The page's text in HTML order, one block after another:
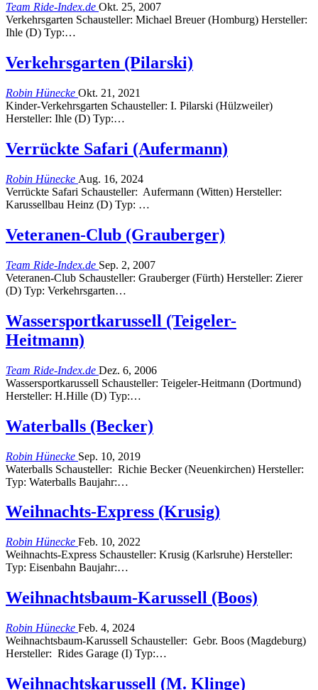
Team Ride-Index.de Okt. 25, 2007
Verkehrsgarten Schausteller: Michael Breuer (Homburg) Hersteller:
Ihle (D) Typ:…
Verkehrsgarten (Pilarski)
Robin Hünecke Okt. 21, 2021
Kinder-Verkehrsgarten Schausteller: I. Pilarski (Hülzweiler)
Hersteller: Ihle (D) Typ:…
Verrückte Safari (Aufermann)
Robin Hünecke Aug. 16, 2024
Verrückte Safari Schausteller: Aufermann (Witten) Hersteller:
Karussellbau Heinz (D) Typ: …
Veteranen-Club (Grauberger)
Team Ride-Index.de Sep. 2, 2007
Veteranen-Club Schausteller: Grauberger (Fürth) Hersteller: Zierer
(D) Typ: Verkehrsgarten…
Wassersportkarussell (Teigeler-
Heitmann)
Team Ride-Index.de Dez. 6, 2006
Wassersportkarussell Schausteller: Teigeler-Heitmann (Dortmund)
Hersteller: H.Hille (D) Typ:…
Waterballs (Becker)
Robin Hünecke Sep. 10, 2019
Waterballs Schausteller: Richie Becker (Neuenkirchen) Hersteller:
Typ: Waterballs Baujahr:…
Weihnachts-Express (Krusig)
Robin Hünecke Feb. 10, 2022
Weihnachts-Express Schausteller: Krusig (Karlsruhe) Hersteller:
Typ: Eisenbahn Baujahr:…
Weihnachtsbaum-Karussell (Boos)
Robin Hünecke Feb. 4, 2024
Weihnachtsbaum-Karussell Schausteller: Gebr. Boos (Magdeburg)
Hersteller: Rides Garage (I) Typ:…
Weihnachtskarussell (M. Klinge)